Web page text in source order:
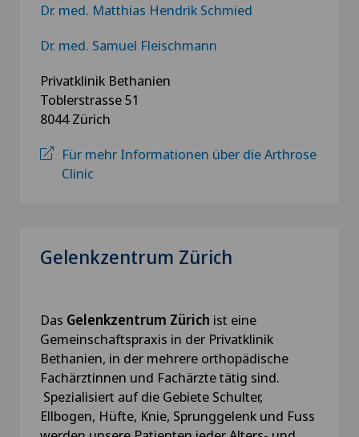
Dr. med. Matthias Hendrik Schmied
Dr. med. Samuel Fleischmann
Privatklinik Bethanien
Toblerstrasse 51
8044 Zürich
Für mehr Informationen über die Arthrose
Clinic
Gelenkzentrum Zürich
Das Gelenkzentrum Zürich ist eine
Gemeinschaftspraxis in der Privatklinik
Bethanien, in der mehrere orthopädische
Fachärztinnen und Fachärzte tätig sind.
Spezialisiert auf die Gebiete Schulter,
Ellbogen, Hüfte, Knie, Sprunggelenk und Fuss